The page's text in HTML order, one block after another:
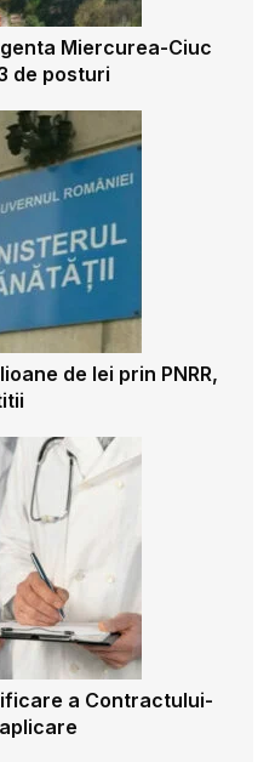
Miercurea-Ciuc
de posturi
de lei prin PNRR,
a Contractului-